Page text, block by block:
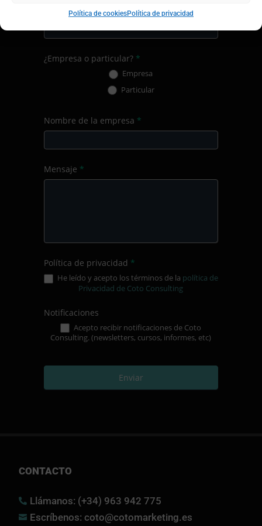
Política de cookiesPolítica de privacidad
Localidad*
¿Empresa o particular? *
Empresa
Particular
Nombre de la empresa *
Mensaje *
Política de privacidad *
He leído y acepto los términos de la política de
Privacidad de Coto Consulting
Notificaciones
Acepto recibir notificaciones de Coto
Consulting. (newsletters, cursos, informes, etc)
Enviar
CONTACTO
 Llámanos: (+34) 963 942 775
 Escríbenos: coto@cotomarketing.es